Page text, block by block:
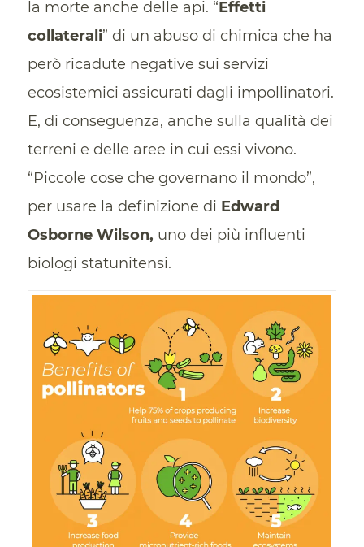
la morte anche delle api. “Effetti
collaterali” di un abuso di chimica che ha
però ricadute negative sui servizi
ecosistemici assicurati dagli impollinatori.
E, di conseguenza, anche sulla qualità dei
terreni e delle aree in cui essi vivono.
“Piccole cose che governano il mondo”,
per usare la definizione di Edward
Osborne Wilson, uno dei più influenti
biologi statunitensi.